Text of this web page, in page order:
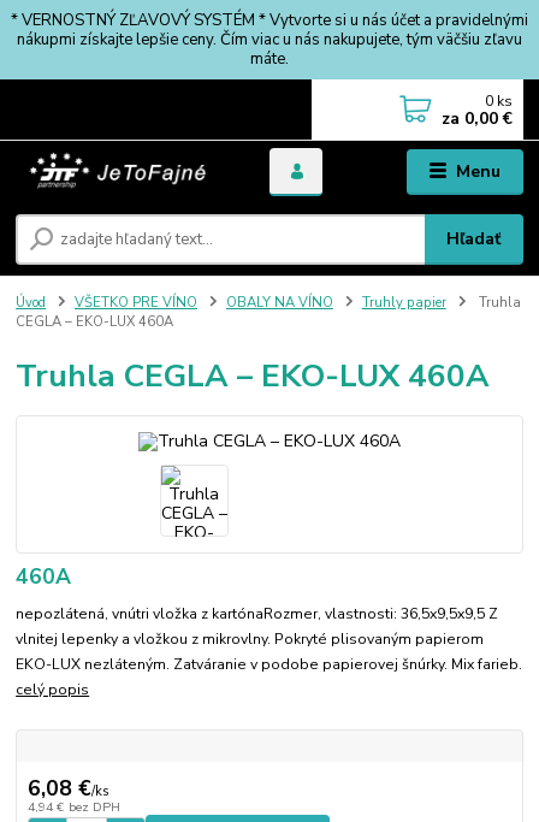
* VERNOSTNÝ ZĽAVOVÝ SYSTÉM * Vytvorte si u nás účet a pravidelnými
nákupmi získajte lepšie ceny. Čím viac u nás nakupujete, tým väčšiu zľavu
máte.
Menu
Hľadať
0 ks
za 0,00 €
Úvod VŠETKO PRE VÍNO OBALY NA VÍNO Truhly papier
Truhla
CEGLA – EKO-LUX 460A
Truhla CEGLA – EKO-LUX 460A
460A
nepozlátená, vnútri vložka z kartónaRozmer, vlastnosti: 36,5x9,5x9,5 Z
vlnitej lepenky a vložkou z mikrovlny. Pokryté plisovaným papierom
EKO-LUX nezláteným. Zatváranie v podobe papierovej šnúrky. Mix farieb.
celý popis
6,08 €/ks
4,94 € bez DPH